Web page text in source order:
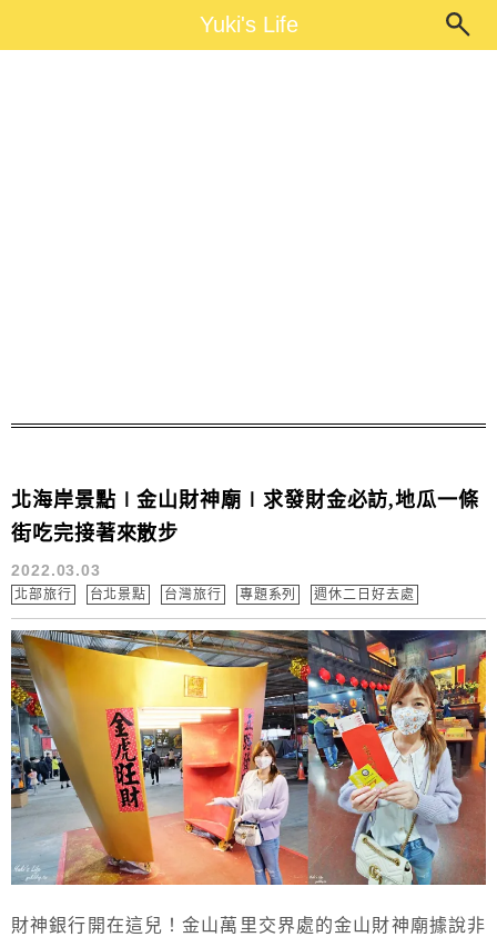
Yuki's LifeYuki's Life
北海岸景點∣金山財神廟∣求發財金必訪,地瓜一條
街吃完接著來散步
2022.03.03
北部旅行 台北景點 台灣旅行 專題系列 週休二日好去處
財神銀行開在這兒！金山萬里交界處的金山財神廟據說非